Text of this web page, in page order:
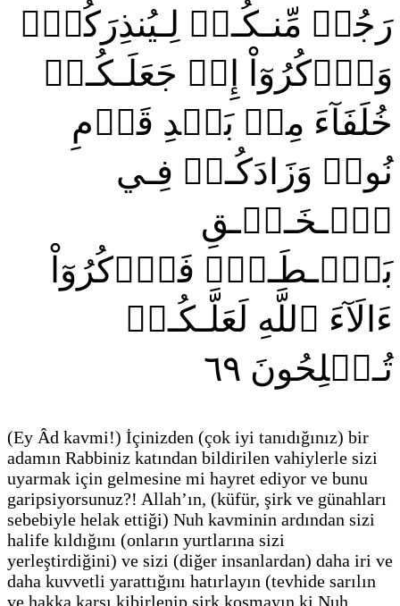
رَجُلٖ مِّنـكُـمۡ لِـيُنذِرَكُمۡۚ
وَٱذۡكُرُوٓاْ إِذۡ جَعَلَـكُـمۡ
خُلَفَآءَ مِنۢ بَعۡدِ قَوۡمِ
نُوحٖ وَزَادَكُـمۡ فِـي
ٱلۡـخَـلۡـقِ
بَصۜۡـطَـةٗۖ فَٱذۡكُرُوٓاْ
ءَالَآءَ ٱللَّهِ لَعَلَّـكُـمۡ
تُـفۡلِحُونَ ٦٩
(Ey Âd kavmi!) İçinizden (çok iyi tanıdığınız) bir
adamın Rabbiniz katından bildirilen vahiylerle sizi
uyarmak için gelmesine mi hayret ediyor ve bunu
garipsiyorsunuz?! Allah’ın, (küfür, şirk ve günahları
sebebiyle helak ettiği) Nuh kavminin ardından sizi
halife kıldığını (onların yurtlarına sizi
yerleştirdiğini) ve sizi (diğer insanlardan) daha iri ve
daha kuvvetli yarattığını hatırlayın (tevhide sarılın
ve hakka karşı kibirlenip şirk koşmayın ki Nuh